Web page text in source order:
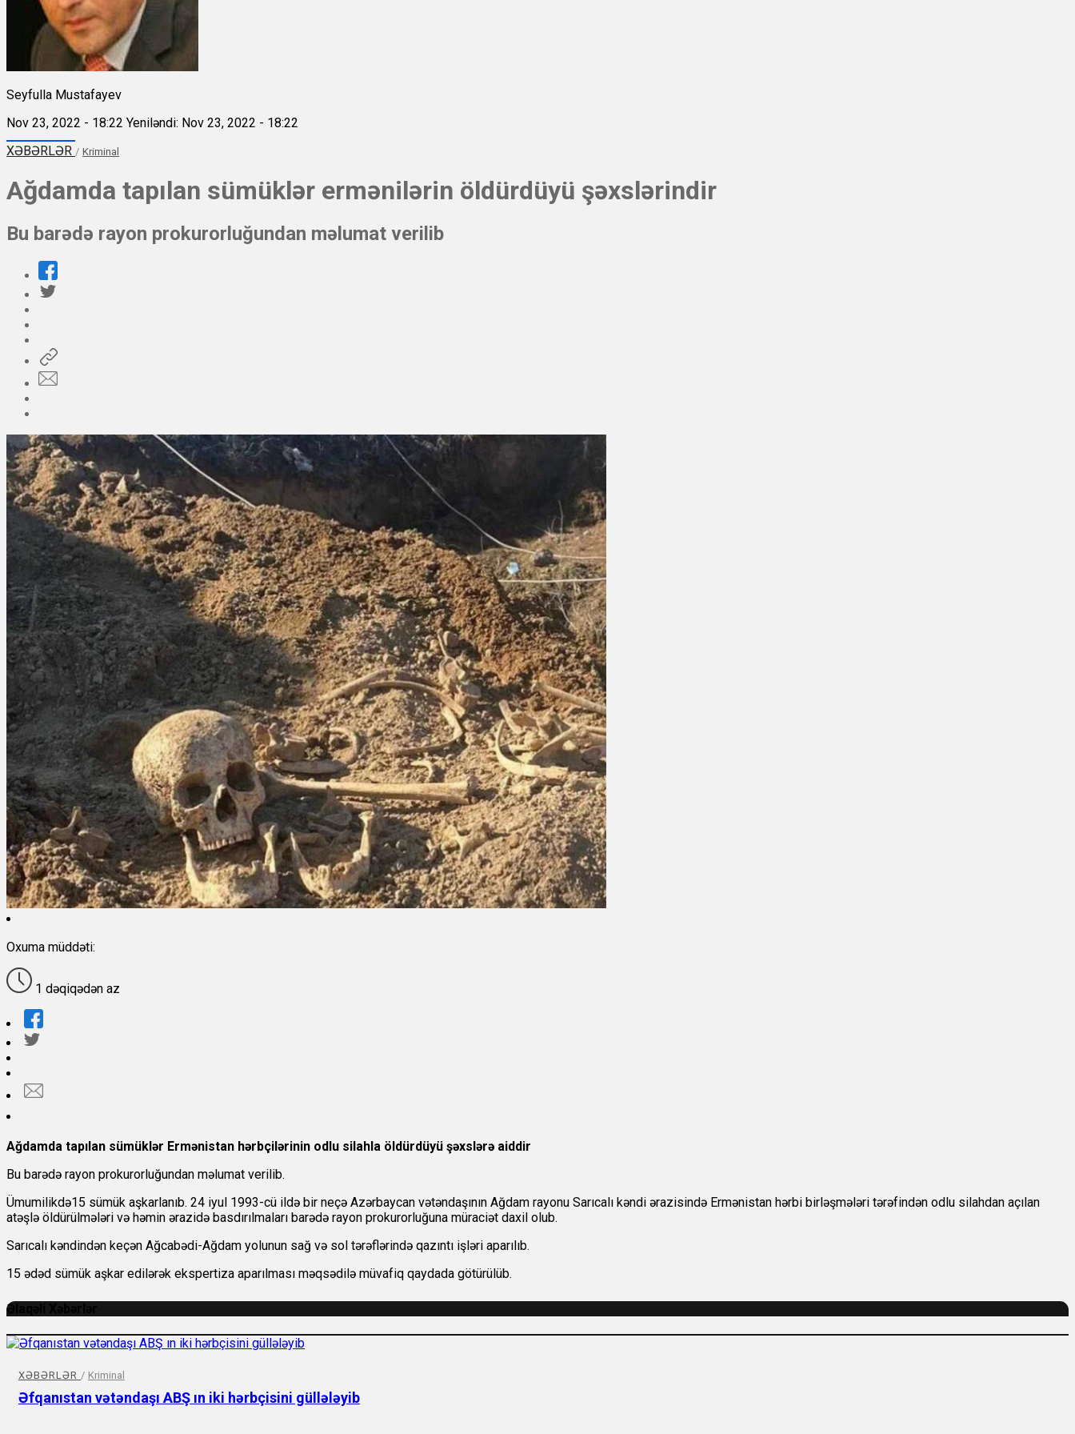
Seyfulla Mustafayev
Nov 23, 2022 - 18:22 Yeniləndi: Nov 23, 2022 - 18:22
XƏBƏRLƏR / Kriminal
Ağdamda tapılan sümüklər ermənilərin öldürdüyü şəxslərindir
Bu barədə rayon prokurorluğundan məlumat verilib
Oxuma müddəti:
1 dəqiqədən az
Ağdamda tapılan sümüklər Ermənistan hərbçilərinin odlu silahla öldürdüyü şəxslərə aiddir
Bu barədə rayon prokurorluğundan məlumat verilib.
Ümumilikdə15 sümük aşkarlanıb. 24 iyul 1993-cü ildə bir neçə Azərbaycan vətəndaşının Ağdam rayonu Sarıcalı kəndi ərazisində Ermənistan hərbi birləşmələri tərəfindən odlu silahdan açılan
atəşlə öldürülmələri və həmin ərazidə basdırılmaları barədə rayon prokurorluğuna müraciət daxil olub.
Sarıcalı kəndindən keçən Ağcabədi-Ağdam yolunun sağ və sol tərəflərində qazıntı işləri aparılıb.
15 ədəd sümük aşkar edilərək ekspertiza aparılması məqsədilə müvafiq qaydada götürülüb.
Əlaqəli Xəbərlər
XƏBƏRLƏR / Kriminal
Əfqanıstan vətəndaşı ABŞ ın iki hərbçisini güllələyib